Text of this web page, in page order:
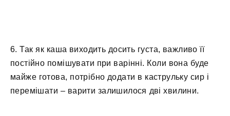
6. Так як каша виходить досить густа, важливо її
постійно помішувати при варінні. Коли вона буде
майже готова, потрібно додати в каструльку сир і
перемішати – варити залишилося дві хвилини.